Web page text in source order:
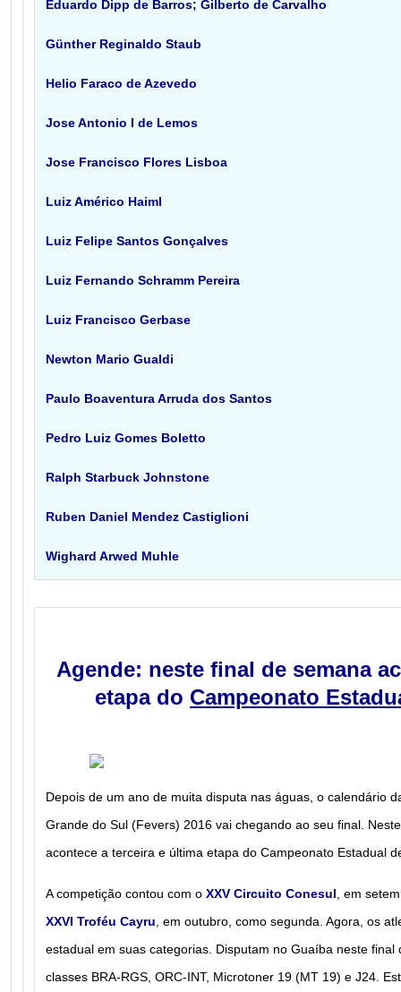
Eduardo Dipp de Barros; Gilberto de Carvalho
Günther Reginaldo Staub
Helio Faraco de Azevedo
Jose Antonio I de Lemos
Jose Francisco Flores Lisboa
Luiz Américo Haiml
Luiz Felipe Santos Gonçalves
Luiz Fernando Schramm Pereira
Luiz Francisco Gerbase
Newton Mario Gualdi
Paulo Boaventura Arruda dos Santos
Pedro Luiz Gomes Boletto
Ralph Starbuck Johnstone
Ruben Daniel Mendez Castiglioni
Wighard Arwed Muhle
Agende: neste final de semana
etapa do Campeonato
Depois de um ano de muita disputa nas águas, o calendário
Grande do Sul (Fevers) 2016 vai chegando ao seu final.
acontece a terceira e última etapa do Campeonato Estadual
A competição contou com o XXV Circuito Conesul , em
XXVI Troféu Cayru , em outubro, como segunda. Agora, os
estadual em suas categorias. Disputam no Guaíba neste
classes BRA-RGS, ORC-INT, Microtoner 19 (MT 19) e J24.